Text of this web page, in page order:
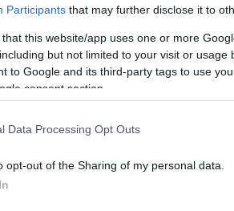
Participants that may further disclose it to
that this website/app uses one or more
but not limited to your visit or usage
to Google and its third-party tags to use
consent section.
Data Processing Opt Outs
opt-out of the Sharing of my personal data.